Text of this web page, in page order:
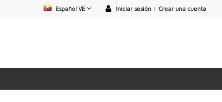
Iniciar sesión | Crear una cuenta
Español VE